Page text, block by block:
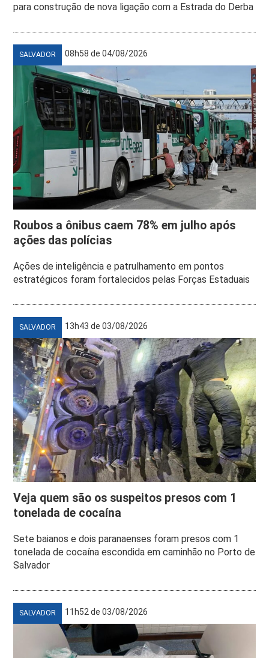
para construção de nova ligação com a Estrada do Derba
SALVADOR 08h58 de 04/08/2026
Roubos a ônibus caem 78% em julho após
ações das polícias
Ações de inteligência e patrulhamento em pontos
estratégicos foram fortalecidos pelas Forças Estaduais
SALVADOR 13h43 de 03/08/2026
Veja quem são os suspeitos presos com 1
tonelada de cocaína
Sete baianos e dois paranaenses foram presos com 1
tonelada de cocaína escondida em caminhão no Porto de
Salvador
SALVADOR 11h52 de 03/08/2026